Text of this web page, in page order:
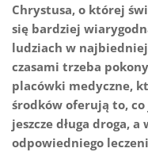
Chrystusa, o której
się bardziej
ludziach w
czasami trzeba
placówki medyczne,
środków oferują to,
jeszcze długa droga,
odpowiedniego